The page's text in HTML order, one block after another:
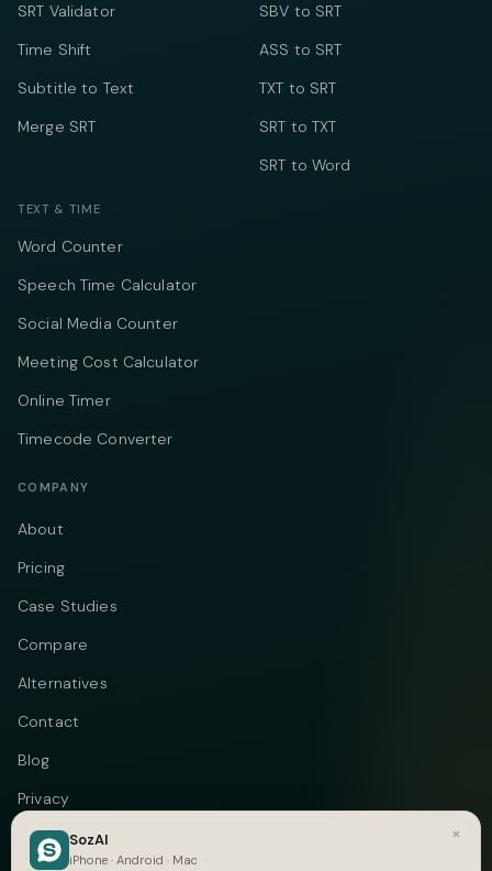
SRT Validator
Time Shift
Subtitle to Text
Merge SRT
SBV to SRT
ASS to SRT
TXT to SRT
SRT to TXT
SRT to Word
TEXT & TIME
Word Counter
Speech Time Calculator
Social Media Counter
Meeting Cost Calculator
Online Timer
Timecode Converter
COMPANY
About
Pricing
Case Studies
Compare
Alternatives
Contact
Blog
Privacy
Terms
×
SozAI
iPhone · Android · Mac